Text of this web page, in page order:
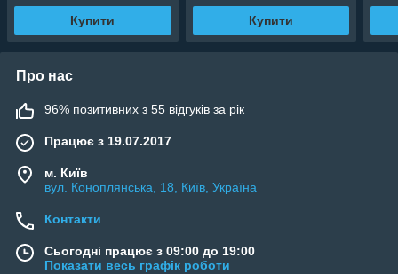
Купити Купити
Про нас
96% позитивних з 55 відгуків за рік
Працює з 19.07.2017
м. Київ
вул. Коноплянська, 18, Київ, Україна
Контакти
Сьогодні працює з 09:00 до 19:00
Показати весь графік роботи